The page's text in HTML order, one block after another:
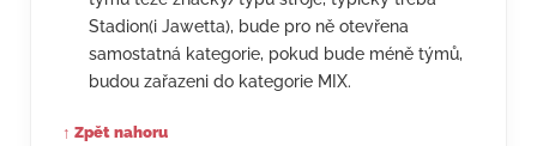
Stadion(i Jawetta), bude pro ně otevřena
samostatná kategorie, pokud bude méně týmů,
budou zařazeni do kategorie MIX.
↑ Zpět nahoru